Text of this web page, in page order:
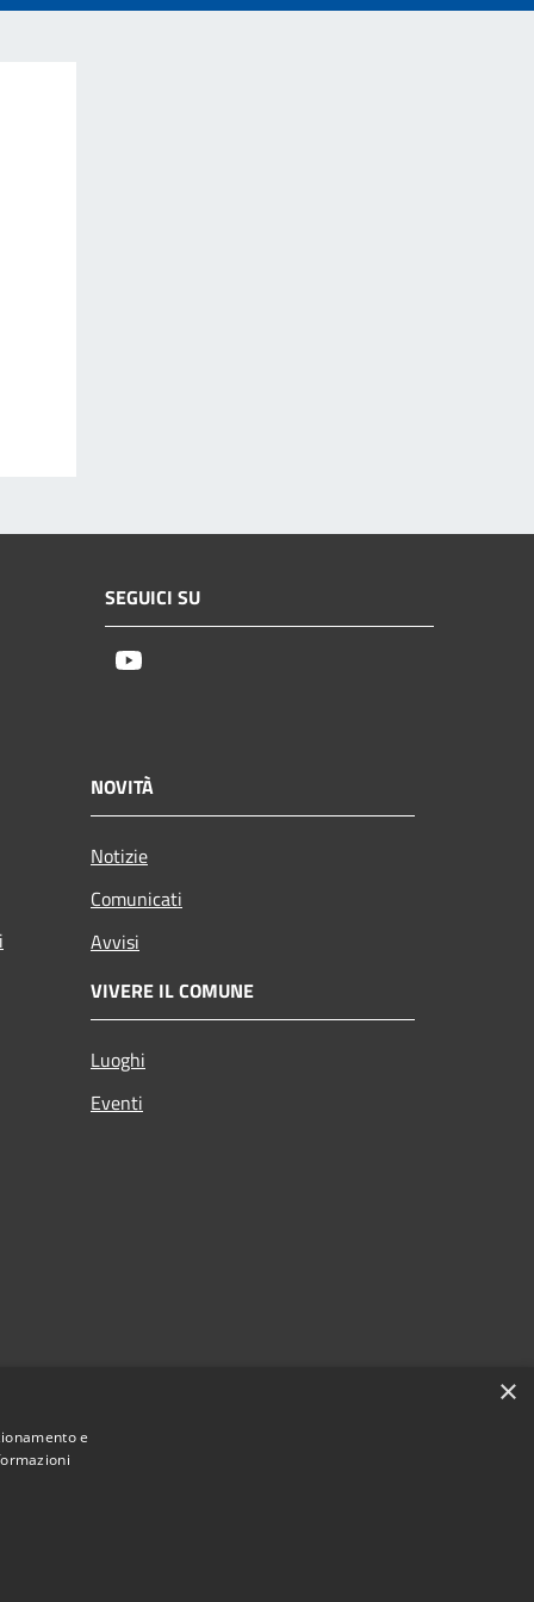
SEGUICI SU
NOVITÀ
Notizie
Comunicati
Avvisi
VIVERE IL COMUNE
Luoghi
Eventi
×
e